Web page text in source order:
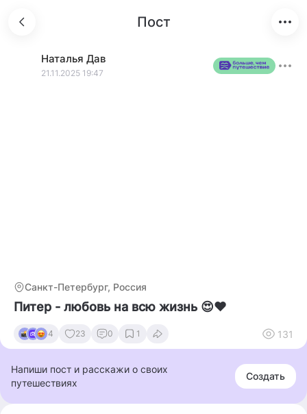
Пост
Наталья Дав
21.11.2025 19:47
Санкт-Петербург, Россия
Питер - любовь на всю жизнь 😍❤
4 23 0 1 131
Напиши пост и расскажи о своих
путешествиях
Создать